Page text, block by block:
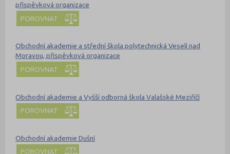
příspěvková organizace
POROVNAT
Obchodní akademie a střední škola polytechnická Veselí nad
Moravou, příspěvková organizace
POROVNAT
Obchodní akademie a Vyšší odborná škola Valašské Meziříčí
POROVNAT
Obchodní akademie Dušní
POROVNAT